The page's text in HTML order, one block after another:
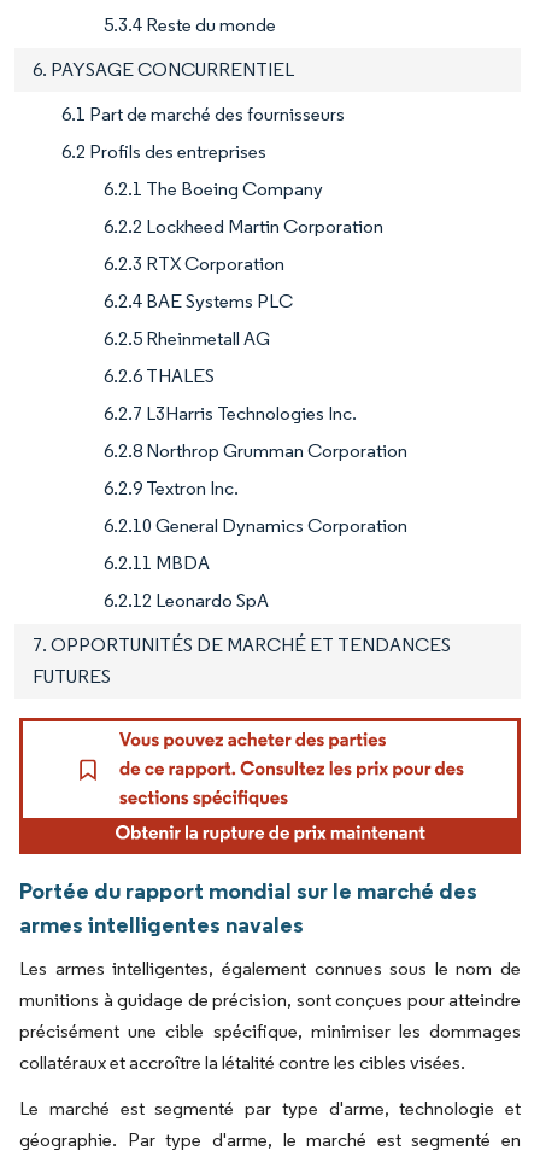
5.3.4 Reste du monde
6. PAYSAGE CONCURRENTIEL
6.1 Part de marché des fournisseurs
6.2 Profils des entreprises
6.2.1 The Boeing Company
6.2.2 Lockheed Martin Corporation
6.2.3 RTX Corporation
6.2.4 BAE Systems PLC
6.2.5 Rheinmetall AG
6.2.6 THALES
6.2.7 L3Harris Technologies Inc.
6.2.8 Northrop Grumman Corporation
6.2.9 Textron Inc.
6.2.10 General Dynamics Corporation
6.2.11 MBDA
6.2.12 Leonardo SpA
7. OPPORTUNITÉS DE MARCHÉ ET TENDANCES
FUTURES
Portée du rapport mondial sur le marché des
armes intelligentes navales
Les armes intelligentes, également connues sous le nom de
munitions à guidage de précision, sont conçues pour atteindre
précisément une cible spécifique, minimiser les dommages
collatéraux et accroître la létalité contre les cibles visées.
Le marché est segmenté par type d'arme, technologie et
géographie. Par type d'arme, le marché est segmenté en